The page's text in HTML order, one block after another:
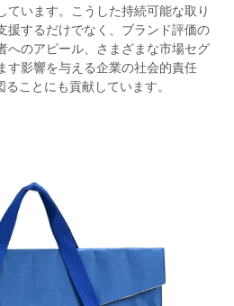
ています。こうした持続可能な取り
援するだけでなく、ブランド評価の
へのアピール、さまざまな市場セグ
す影響を与える企業の社会的責任
ることにも貢献しています。